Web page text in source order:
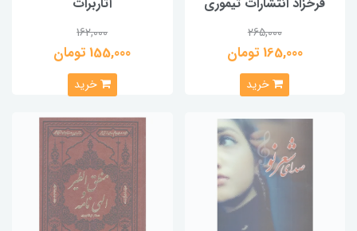
265,000
165,000 تومان
خرید
162,000
155,000 تومان
خرید